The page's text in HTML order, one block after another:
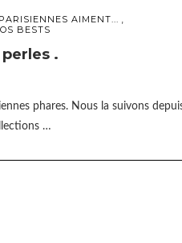
AIMENT...
BESTS
.
phares. Nous la suivons
…